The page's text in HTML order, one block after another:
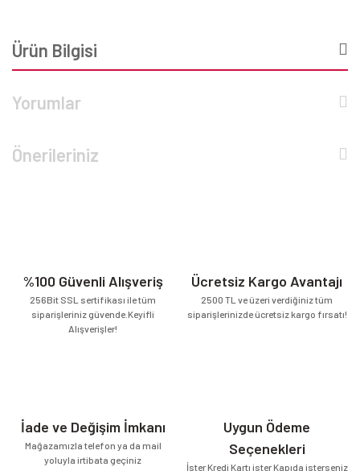
Ürün Bilgisi
Yorumlar
Önerileriniz
%100 Güvenli Alışveriş
256Bit SSL sertifikası ile tüm
siparişleriniz güvende.Keyifli
Alışverişler!
Ücretsiz Kargo Avantajı
2500 TL ve üzeri verdiğiniz tüm
siparişlerinizde ücretsiz kargo fırsatı!
İade ve Değişim İmkanı
Mağazamızla telefon ya da mail
yoluyla irtibata geçiniz
Uygun Ödeme
Seçenekleri
İster Kredi Kartı ister Kapıda isterseniz